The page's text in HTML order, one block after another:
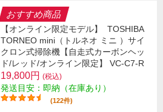
おすすめ商品
【オンライン限定モデル】
TOSHIBA
TORNEO mini（トルネオ ミニ ）サイ
クロン式掃除機【自走式カーボンヘッ
ド/レッド/オンライン限定】 VC-C7-R
19,800円 (税込)
発送目安：即納（在庫あり）
(122件)